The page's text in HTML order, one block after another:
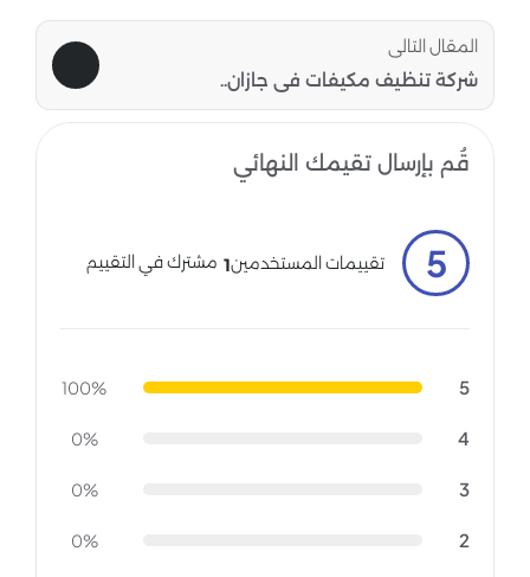
المقال التالى
شركة تنظيف مكيفات فى جازان..
قُم بإرسال تقيمك النهائي
5 تقييمات المستخدمين1 مشترك في التقييم
5
100%
4
0%
3
0%
2
0%